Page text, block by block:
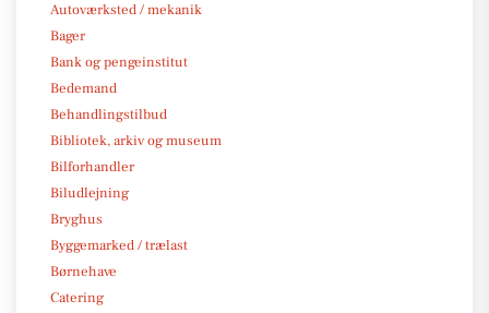
Autoværksted / mekanik
Bager
Bank og pengeinstitut
Bedemand
Behandlingstilbud
Bibliotek, arkiv og museum
Bilforhandler
Biludlejning
Bryghus
Byggemarked / trælast
Børnehave
Catering